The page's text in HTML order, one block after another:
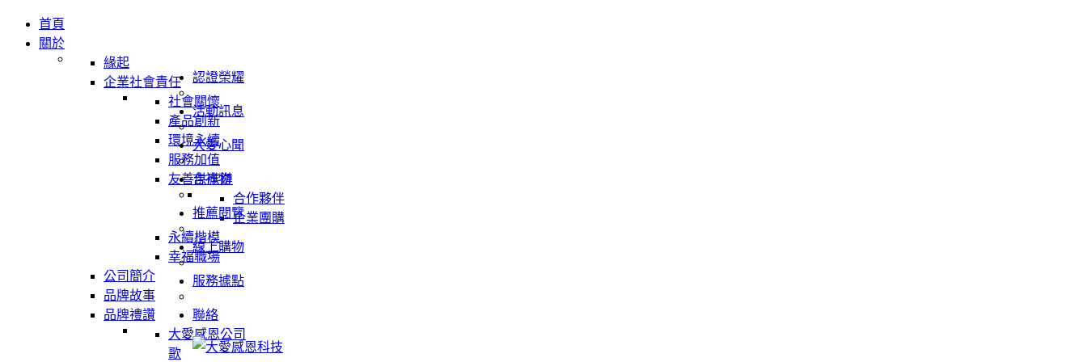
首頁
關於
緣起
企業社會責任
社會關懷
產品創新
環境永續
服務加值
友善供應鏈
合作夥伴
企業團購
永續楷模
幸福職場
公司簡介
品牌故事
品牌禮讚
大愛感恩公司
歌
認證榮耀
活動訊息
大愛心聞
吉祥物
推薦閱覽
線上購物
服務據點
聯絡